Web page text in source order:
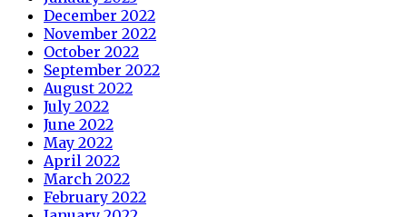
December 2022
November 2022
October 2022
September 2022
August 2022
July 2022
June 2022
May 2022
April 2022
March 2022
February 2022